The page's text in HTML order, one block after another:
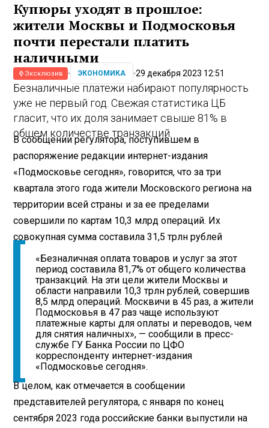
Купюры уходят в прошлое:
жители Москвы и Подмосковья
почти перестали платить
наличными
Эксклюзив ЭКОНОМИКА 29 декабря 2023 12:51
Безналичные платежи набирают популярность
уже не первый год. Свежая статистика ЦБ
гласит, что их доля занимает свыше 81% в
общем количестве транзакций.
В сообщении регулятора, поступившем в
распоряжение редакции интернет-издания
«Подмосковье сегодня», говорится, что за три
квартала этого года жители Московского региона на
территории всей страны и за ее пределами
совершили по картам 10,3 млрд операций. Их
совокупная сумма составила 31,5 трлн рублей
«Безналичная оплата товаров и услуг за этот
период составила 81,7% от общего количества
транзакций. На эти цели жители Москвы и
области направили 10,3 трлн рублей, совершив
8,5 млрд операций. Москвичи в 45 раз, а жители
Подмосковья в 47 раз чаще используют
платежные карты для оплаты и переводов, чем
для снятия наличных», — сообщили в пресс-
службе ГУ Банка России по ЦФО
корреспонденту интернет-издания
«Подмосковье сегодня».
В целом, как отмечается в сообщении
представителей регулятора, с января по конец
сентября 2023 года российские банки выпустили на